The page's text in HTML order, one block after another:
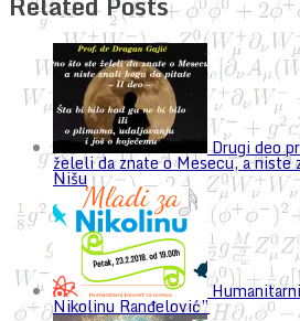
Drugi deo
želeli da znate o Mesecu, a niste
Nišu
Nikolinu Ranđelović”